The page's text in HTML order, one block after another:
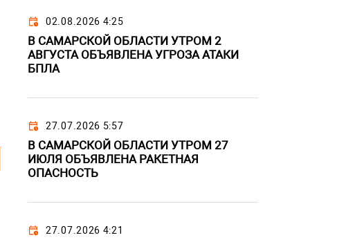
02.08.2026 4:25
В САМАРСКОЙ ОБЛАСТИ УТРОМ 2
АВГУСТА ОБЪЯВЛЕНА УГРОЗА АТАКИ
БПЛА
27.07.2026 5:57
В САМАРСКОЙ ОБЛАСТИ УТРОМ 27
ИЮЛЯ ОБЪЯВЛЕНА РАКЕТНАЯ
ОПАСНОСТЬ
27.07.2026 4:21